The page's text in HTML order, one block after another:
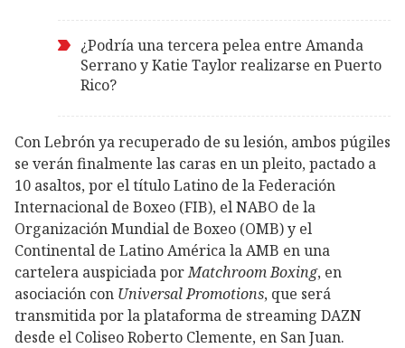
¿Podría una tercera pelea entre Amanda
Serrano y Katie Taylor realizarse en Puerto
Rico?
Con Lebrón ya recuperado de su lesión, ambos púgiles
se verán finalmente las caras en un pleito, pactado a
10 asaltos, por el título Latino de la Federación
Internacional de Boxeo (FIB), el NABO de la
Organización Mundial de Boxeo (OMB) y el
Continental de Latino América la AMB en una
cartelera auspiciada porMatchroom Boxing, en
asociación con Universal Promotions, que será
transmitida por la plataforma de streaming DAZN
desde el Coliseo Roberto Clemente, en San Juan.